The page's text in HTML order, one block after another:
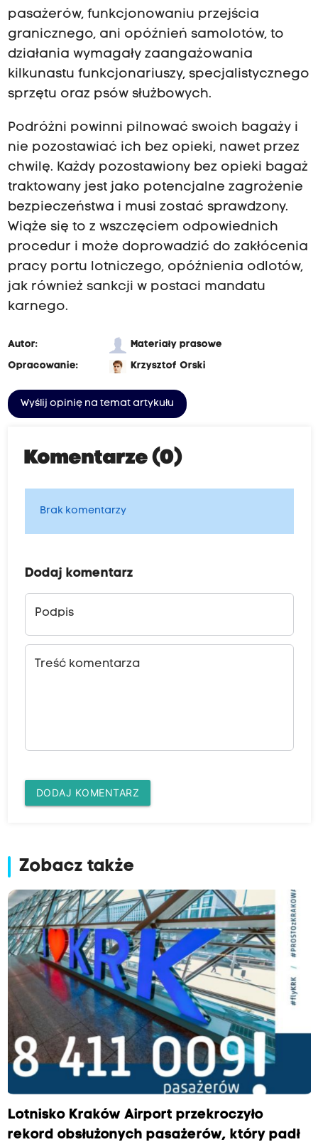
pasażerów, funkcjonowaniu przejścia
granicznego, ani opóźnień samolotów, to
działania wymagały zaangażowania
kilkunastu funkcjonariuszy, specjalistycznego
sprzętu oraz psów służbowych.
Podróżni powinni pilnować swoich bagaży i
nie pozostawiać ich bez opieki, nawet przez
chwilę. Każdy pozostawiony bez opieki bagaż
traktowany jest jako potencjalne zagrożenie
bezpieczeństwa i musi zostać sprawdzony.
Wiąże się to z wszczęciem odpowiednich
procedur i może doprowadzić do zakłócenia
pracy portu lotniczego, opóźnienia odlotów,
jak również sankcji w postaci mandatu
karnego.
Autor:
Materiały prasowe
Opracowanie:
Krzysztof Orski
Wyślij opinię na temat artykułu
Komentarze (0)
Brak komentarzy
Dodaj komentarz
Podpis
Treść komentarza
DODAJ KOMENTARZ
Zobacz także
Lotnisko Kraków Airport przekroczyło
rekord obsłużonych pasażerów, który padł